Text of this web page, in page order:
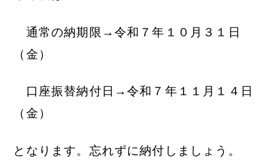
通常の納期限→令和７年１０月３１日
（金）
口座振替納付日→令和７年１１月１４日
（金）
となります。忘れずに納付しましょう。